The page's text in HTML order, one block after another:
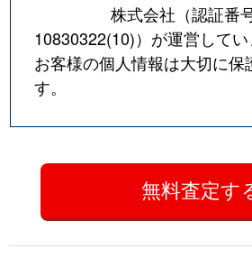
株式会社（認証番
10830322(10)）が運営してい
お客様の個人情報は大切に保
す。